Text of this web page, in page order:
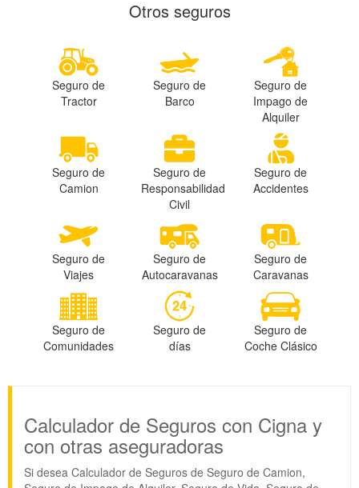
Otros seguros
Seguro de
Tractor
Seguro de
Barco
Seguro de
Impago de
Alquiler
Seguro de
Camion
Seguro de
Responsabilidad
Civil
Seguro de
Accidentes
Seguro de
Viajes
Seguro de
Autocaravanas
Seguro de
Caravanas
Seguro de
Comunidades
Seguro de
días
Seguro de
Coche Clásico
Calculador de Seguros con Cigna y
con otras aseguradoras
Si desea Calculador de Seguros de Seguro de Camion,